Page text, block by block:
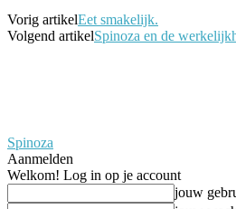
Vorig artikelEet smakelijk.
Volgend artikelSpinoza en de
Spinoza
Aanmelden
Welkom! Log in op je account
jouw